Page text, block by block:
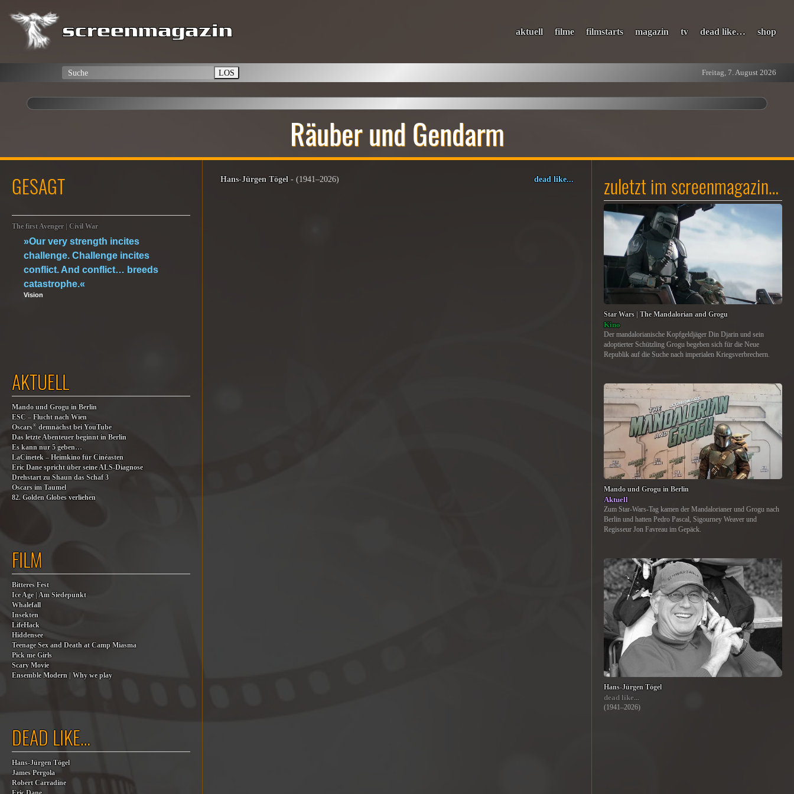
aktuell filme filmstarts magazin tv dead like… shop
LOS Freitag, 7. August 2026
Räuber und Gendarm
Hans-Jürgen Tögel - (1941–2026) dead like...
GESAGT
The first Avenger | Civil War
»Our very strength incites
challenge. Challenge incites
conflict. And conflict… breeds
catastrophe.«
Vision
AKTUELL
Mando und Grogu in Berlin
ESC – Flucht nach Wien
Oscars® demnächst bei YouTube
Das letzte Abenteuer beginnt in Berlin
Es kann nur 5 geben…
LaCinetek – Heimkino für Cinéasten
Eric Dane spricht über seine ALS-Diagnose
Drehstart zu Shaun das Schaf 3
Oscars im Taumel
82. Golden Globes verliehen
FILM
Bitteres Fest
Ice Age | Am Siedepunkt
Whalefall
Insekten
LifeHack
Hiddensee
Teenage Sex and Death at Camp Miasma
Pick me Girls
Scary Movie
Ensemble Modern | Why we play
DEAD LIKE…
Hans-Jürgen Tögel
James Pergola
Robert Carradine
zuletzt im screenmagazin…
Star Wars | The Mandalorian and Grogu
Kino
Der mandalorianische Kopfgeldjäger Din Djarin und sein
adoptierter Schützling Grogu begeben sich für die Neue
Republik auf die Suche nach imperialen Kriegsverbrechern.
Mando und Grogu in Berlin
Aktuell
Zum Star-Wars-Tag kamen der Mandalorianer und Grogu nach
Berlin und hatten Pedro Pascal, Sigourney Weaver und
Regisseur Jon Favreau im Gepäck.
Hans-Jürgen Tögel
dead like...
(1941–2026)